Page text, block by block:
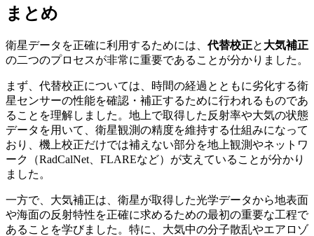
まとめ
衛星データを正確に利用するためには、代替校正と 大気補正
の二つのプロセスが非常に重要であることが分かりました。
まず、代替校正については、時間の経過とともに劣化する衛
星センサーの性能を確認・補正するために行われるものであ
ることを理解しました。地上で取得した反射率や大気の状態
データを用いて、衛星観測の精度を維持する仕組みになって
おり、機上校正だけでは補えない部分を地上観測やネットワ
ーク（RadCalNet FLAREなど）が支えていることが分かり
ました。
一方で、大気補正は、衛星が取得した光学データから地表面
や海面の反射特性を正確に求めるための最初の重要な工程で
あることを学びました。特に、大気中の分子散乱やエアロゾ